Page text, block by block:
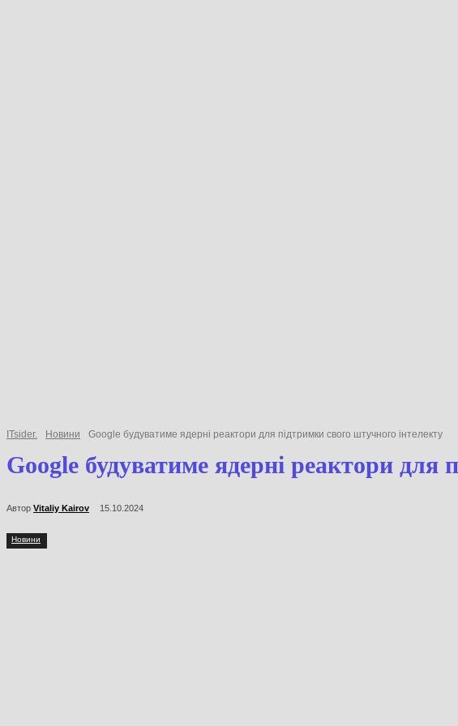
ITsider. Новини Google будуватиме ядерні реактори для підтримки свого штучного
Google будуватиме ядерні
Автор Vitaliy Kairov 15.10.2024
Новини